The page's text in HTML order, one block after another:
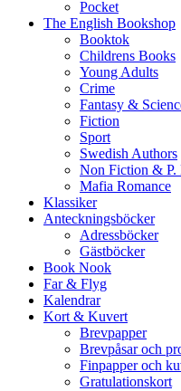
Pocket
The English Bookshop
Booktok
Childrens Books
Young Adults
Crime
Fantasy &
Fiction
Sport
Swedish Authors
Non Fiction & P.
Mafia Romance
Klassiker
Anteckningsböcker
Adressböcker
Gästböcker
Book Nook
Far & Flyg
Kalendrar
Kort & Kuvert
Brevpapper
Brevpåsar och
Finpapper och
Gratulationskort